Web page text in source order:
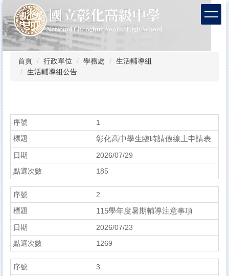
到
主
要
內
首頁 行政單位 學務處
生活輔導組
生活輔導組公告
1
彰化高中學生臨時請假線上申請表
2026/07/29
185
2
115學年度暑期輔導注意事項
2026/07/23
1269
3